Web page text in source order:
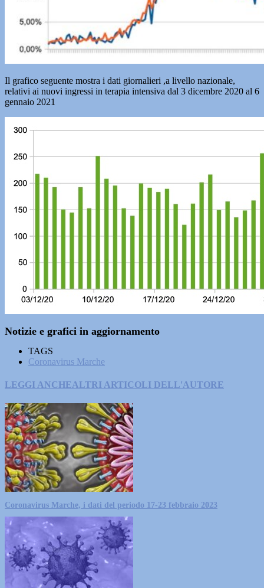
Il grafico seguente mostra i dati giornalieri ,a livello nazionale,
relativi ai nuovi ingressi in terapia intensiva dal 3 dicembre 2020 al 6
gennaio 2021
Notizie e grafici in aggiornamento
TAGS
Coronavirus Marche
LEGGI ANCHEALTRI ARTICOLI DELL'AUTORE
Coronavirus Marche, i dati del periodo 17-23 febbraio 2023